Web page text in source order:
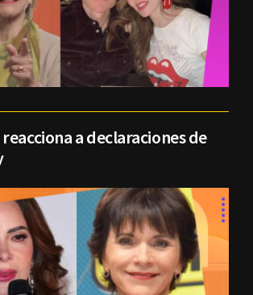
a declaraciones de